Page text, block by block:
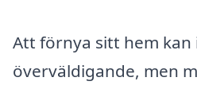
Att förnya sitt hem kan
överväldigande, men